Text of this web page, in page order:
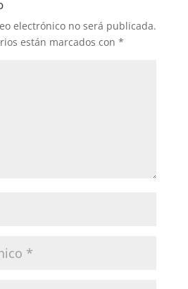
electrónico no será publicada.
están marcados con *